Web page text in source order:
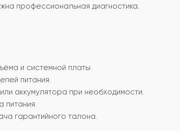
профессиональная диагностика.
и системной платы.
питания.
аккумулятора при необходимости.
питания.
гарантийного талона.